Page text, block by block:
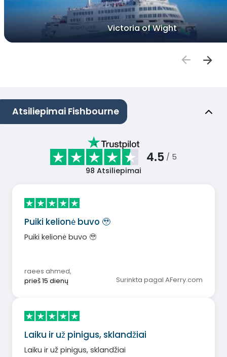
Victoria of Wight
Atsiliepimai Fishbourne
4.5 / 5
98 Atsiliepimai
Puiki kelionė buvo 🥹
Puiki kelionė buvo 🥹
raees ahmed,
prieš 15 dienų
Surinkta pagal AFerry.com
Laiku ir už pinigus, sklandžiai
Laiku ir už pinigus, sklandžiai